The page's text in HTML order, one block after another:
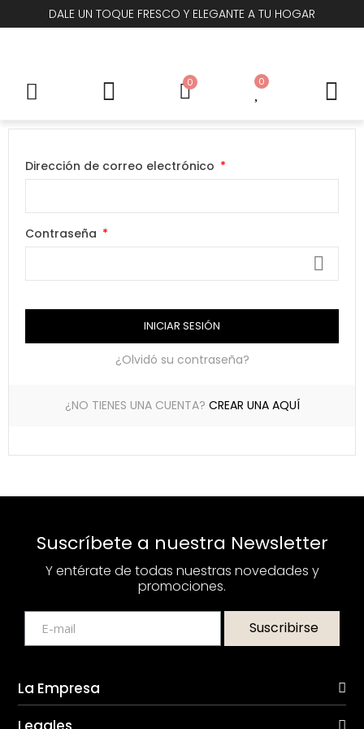
DALE UN TOQUE FRESCO Y ELEGANTE A TU HOGAR
0 0
Dirección de correo electrónico
Contraseña
INICIAR SESIÓN
¿Olvidó su contraseña?
¿NO TIENES UNA CUENTA? CREAR UNA AQUÍ
Suscríbete a nuestra Newsletter
Y entérate de todas nuestras novedades y
promociones.
Suscribirse
La Empresa